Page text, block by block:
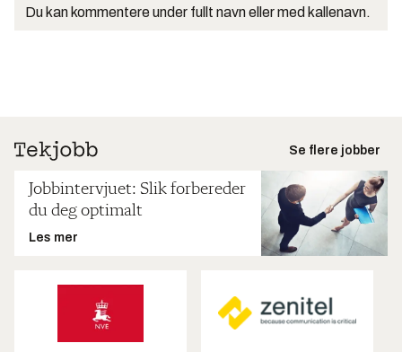
Du kan kommentere under fullt navn eller med kallenavn.
Se flere jobber
Jobbintervjuet: Slik forbereder
du deg optimalt
Les mer